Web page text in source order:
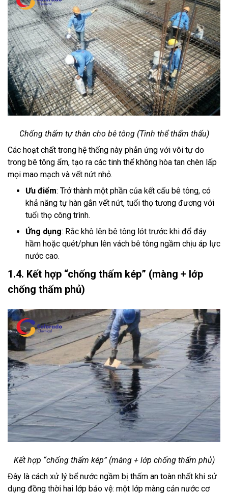
Chống thấm tự thân cho bê tông (Tinh thể thẩm thấu)
Các hoạt chất trong hệ thống này phản ứng với vôi tự do
trong bê tông ẩm, tạo ra các tinh thể không hòa tan chèn lấp
mọi mao mạch và vết nứt nhỏ.
Ưu điểm: Trở thành một phần của kết cấu bê tông, có
khả năng tự hàn gắn vết nứt, tuổi thọ tương đương với
tuổi thọ công trình.
Ứng dụng: Rắc khô lên bê tông lót trước khi đổ đáy
hầm hoặc quét/phun lên vách bê tông ngầm chịu áp lực
nước cao.
1.4. Kết hợp “chống thấm kép” (màng + lớp
chống thấm phủ)
Kết hợp “chống thấm kép” (màng + lớp chống thấm phủ)
Đây là cách xử lý bể nước ngầm bị thấm an toàn nhất khi sử
dụng đồng thời hai lớp bảo vệ: một lớp màng cản nước cơ